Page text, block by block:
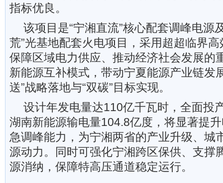
指标优良。
该项目是“宁湘直流”核心配套调峰电源
荒”光基地配套火电项目，采用超超临界
保障区域电力供应、推动经济社会发展的
新能源互补模式，带动宁夏能源产业链发
送”战略落地与“双碳”目标实现。
设计年发电量达110亿千瓦时，全面投
湖南新能源输电量104.8亿度，将显著提
急调峰能力，为宁湘两省的产业升级、城
源动力。同时可强化宁湘跨区保供、支撑
源消纳，保障特高压通道稳定运行。